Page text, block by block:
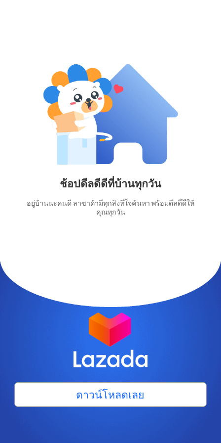
ช้อปดีลดีดีที่บ้านทุกวัน
อยู่บ้านนะคนดี ลาซาด้ามีทุกสิ่งที่ใจค้นหา พร้อมดีลดี๊ดี้ให้
คุณทุกวัน
ดาวน์โหลดเลย